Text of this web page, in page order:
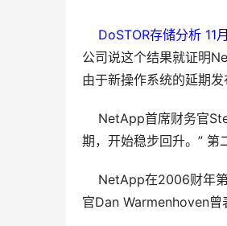
DoSTOR存储分析 11
公司说这个结果就证明
由于新操作系统的延期
NetApp首席财务官
期，开始稳步回升。” 第
NetApp在2006财年第
官Dan Warmenhoven曾